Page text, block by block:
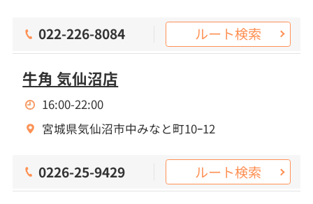
022-226-8084 ルート検索
牛角 気仙沼店
16:00-22:00
宮城県気仙沼市中みなと町10ｰ12
0226-25-9429 ルート検索